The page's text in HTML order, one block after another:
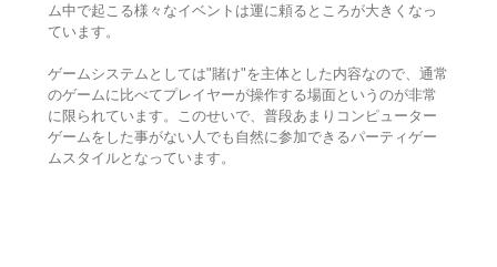
ム中で起こる様々なイベントは運に頼るところが大きくなっ
ています。
ゲームシステムとしては"賭け"を主体とした内容なので、通常
のゲームに比べてプレイヤーが操作する場面というのが非常
に限られています。このせいで、普段あまりコンピューター
ゲームをした事がない人でも自然に参加できるパーティゲー
ムスタイルとなっています。